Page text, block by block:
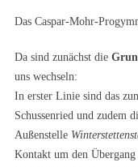
Das Caspar-Mohr-
Da sind zunächst die
uns wechseln:
In erster Linie sind das
Schussenried und zudem
Außenstelle
Kontakt um den